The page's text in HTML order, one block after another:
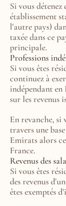
Si vous
établissement
l'autre pays)
taxée dans ce
principale.
Professions
Si vous êtes
continuez à
indépendant en
sur les revenus
En revanche, si
travers une
Emirats alors
France.
Revenus des
Si vous êtes
des revenus
êtes exemptés